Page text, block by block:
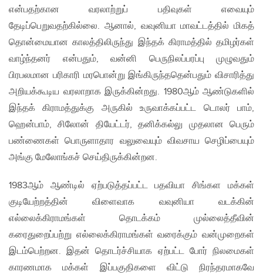
என்பதற்கான வரலாற்றுப் பதிவுகள் எவையும்
தேடிப்பெறுவதற்கில்லை. ஆனால், வவுனியா மாவட்டத்தில் மிகத்
தொன்மையான காலத்திலிருந்து இந்தக் கிராமத்தில் தமிழர்கள்
வாழ்ந்தனர் என்பதும், வன்னி பெருநிலப்பரப்பு முழுவதும்
பிரபலமான பரிகாரி மரபொன்று இங்கிருந்ததென்பதும் விசாரித்து
அறியக்கூடிய வரலாறாக இருக்கின்றது. 1980ஆம் ஆண்டுகளில்
இந்தக் கிராமத்துக்கு அருகில் உருவாக்கப்பட்ட டொலர் பாம்,
ஹென்பாம், சிலோன் தியேட்டர், தனிக்கல்லு முதலான பெரும்
பண்ணைகள் பொருளாதார வலுவையும் விவசாய செழிப்பையும்
அங்கு மேலோங்கச் செய்திருக்கின்றன.
1983ஆம் ஆண்டில் ஏற்படுத்தப்பட்ட பதவியா சிங்கள மக்கள்
குடியேற்றத்தின் விளைவாக வவுனியா வடக்கின்
எல்லைக்கிராமங்கள் தொடக்கம் முல்லைத்தீவின்
கரைதுறைப்பற்று எல்லைக்கிராமங்கள் வரைக்கும் வன்முறைகள்
இடம்பெற்றன. இதன் தொடர்ச்சியாக ஏற்பட்ட போர் நிலமைகள்
காரணமாக மக்கள் இப்பகுதிகளை விட்டு நிரந்தரமாகவே